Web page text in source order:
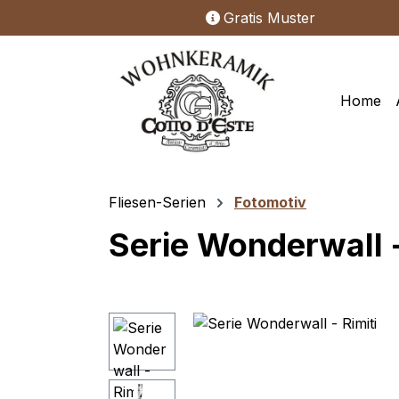
Zur Hauptnavigation springenGratis Muster
Home
Fliesen-Serien Fotomotiv
Serie Wonderwall
Bildergalerie überspringen